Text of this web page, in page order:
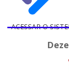
ACESSAR O